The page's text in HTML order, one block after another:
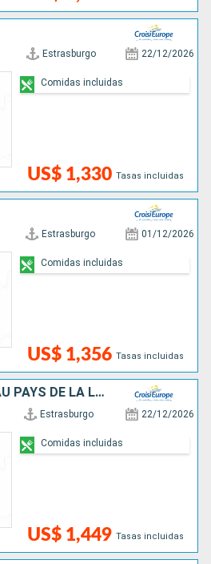
Estrasburgo 22/12/2026
US$ 1,330 Tasas incluidas
Comidas incluidas
Estrasburgo 01/12/2026
US$ 1,356 Tasas incluidas
Comidas incluidas
NOËL ROMANTIQUE AU PAYS DE LA LORELEI
Estrasburgo 22/12/2026
US$ 1,449 Tasas incluidas
Comidas incluidas